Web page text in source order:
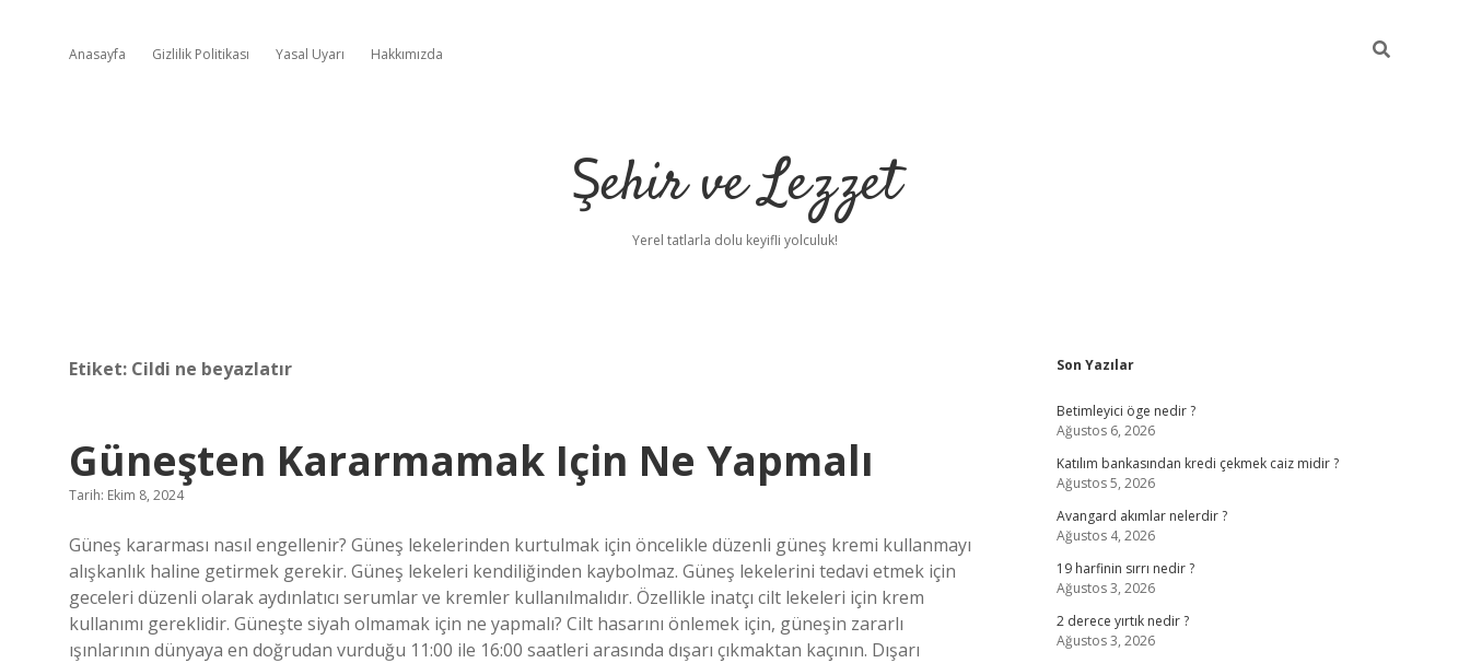
Anasayfa Gizlilik Politikası Yasal Uyarı Hakkımızda
Şehir ve Lezzet
Yerel tatlarla dolu keyifli yolculuk!
Etiket: Cildi ne beyazlatır
Güneşten Kararmamak Için Ne Yapmalı
Tarih: Ekim 8, 2024
Güneş kararması nasıl engellenir? Güneş lekelerinden kurtulmak için öncelikle düzenli güneş kremi kullanmayı
alışkanlık haline getirmek gerekir. Güneş lekeleri kendiliğinden kaybolmaz. Güneş lekelerini tedavi etmek için
geceleri düzenli olarak aydınlatıcı serumlar ve kremler kullanılmalıdır. Özellikle inatçı cilt lekeleri için krem ​​
kullanımı gereklidir. Güneşte siyah olmamak için ne yapmalı? Cilt hasarını önlemek için, güneşin zararlı
ışınlarının dünyaya en doğrudan vurduğu 11:00 ile 16:00 saatleri arasında dışarı çıkmaktan kaçının. Dışarı
Sidebar
Son Yazılar
Betimleyici öge nedir ?
Ağustos 6, 2026
Katılım bankasından kredi çekmek caiz midir ?
Ağustos 5, 2026
Avangard akımlar nelerdir ?
Ağustos 4, 2026
19 harfinin sırrı nedir ?
Ağustos 3, 2026
2 derece yırtık nedir ?
Ağustos 3, 2026